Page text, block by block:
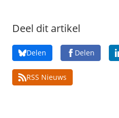
Deel dit artikel
Delen Delen
RSS Nieuws